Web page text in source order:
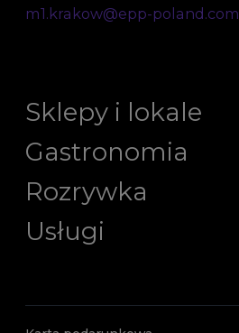
m1.krakow@epp-poland.com
Sklepy i lokale
Gastronomia
Rozrywka
Usługi